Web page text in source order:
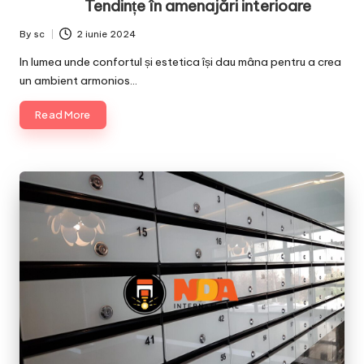
Tendințe în amenajări interioare
Posted
by
By sc 2 iunie 2024
In lumea unde confortul și estetica își dau mâna pentru a crea
un ambient armonios…
Read More